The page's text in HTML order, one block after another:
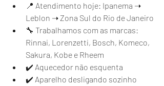
📍 Atendimento hoje: Ipanema ➝
Leblon ➝ Zona Sul do Rio de Janeiro
🔧 Trabalhamos com as marcas:
Rinnai, Lorenzetti, Bosch, Komeco,
Sakura, Kobe e Rheem
✔️ Aquecedor não esquenta
✔️ Aparelho desligando sozinho